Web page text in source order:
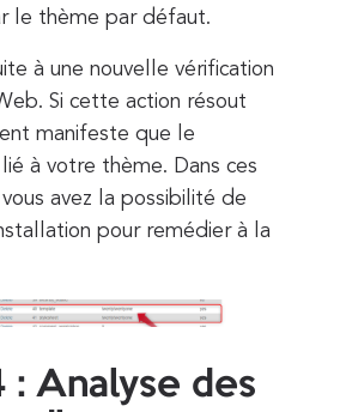
le thème par défaut.
à une nouvelle vérification
Si cette action résout
manifeste que le
à votre thème. Dans ces
avez la possibilité de
pour remédier à la
: Analyse des